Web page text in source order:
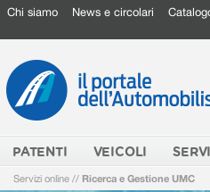
Chi siamo News e circolari
PATENTI VEICOLI
Servizi online // Ricerca e Gestione UMC